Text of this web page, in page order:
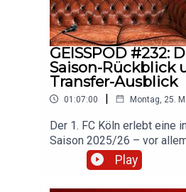
GEISSPOD #232:
Saison-Rückblick
Transfer-Ausblick
01:07:00 | Montag, 25.
Der 1. FC Köln erlebt eine
Saison 2025/26 – vor
Teams. Im letzten
Sommerpause blicken
Play